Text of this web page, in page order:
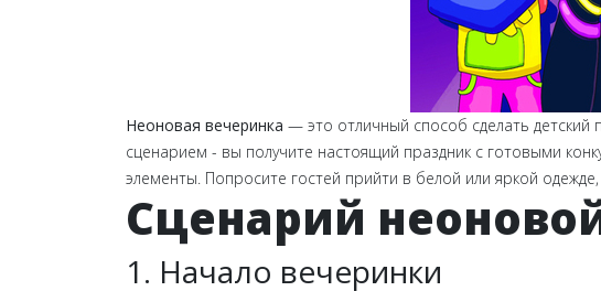
Неоновая вечеринка — это отличный способ сделать
сценарием - вы получите настоящий праздник с готовыми
элементы. Попросите гостей прийти в белой или яркой
Сценарий
1. Начало вечеринки